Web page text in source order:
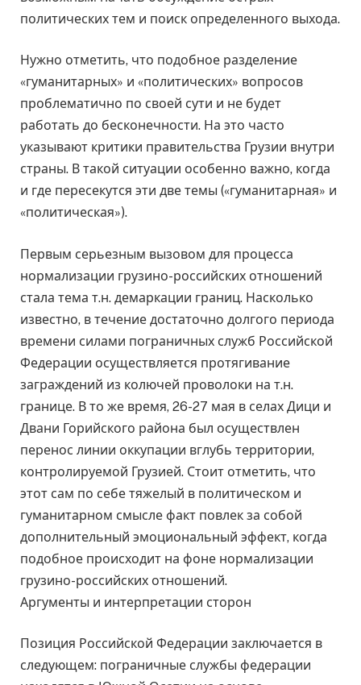
политических тем и поиск определенного выхода.
Нужно отметить, что подобное разделение
«гуманитарных» и «политических» вопросов
проблематично по своей сути и не будет
работать до бесконечности. На это часто
указывают критики правительства Грузии внутри
страны. В такой ситуации особенно важно, когда
и где пересекутся эти две темы («гуманитарная» и
«политическая»).
Первым серьезным вызовом для процесса
нормализации грузино-российских отношений
стала тема т.н. демаркации границ. Насколько
известно, в течение достаточно долгого периода
времени силами пограничных служб Российской
Федерации осуществляется протягивание
заграждений из колючей проволоки на т.н.
границе. В то же время, 26-27 мая в селах Дици и
Двани Горийского района был осуществлен
перенос линии оккупации вглубь территории,
контролируемой Грузией. Стоит отметить, что
этот сам по себе тяжелый в политическом и
гуманитарном смысле факт повлек за собой
дополнительный эмоциональный эффект, когда
подобное происходит на фоне нормализации
грузино-российских отношений.
Аргументы и интерпретации сторон
Позиция Российской Федерации заключается в
следующем: пограничные службы федерации